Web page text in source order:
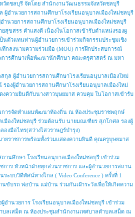
วัดชลบุรี จัดโดย สำนักงานวัฒนธรรมจังหวัดชลบุรี
ผู้อำนวยการสถานศึกษาโรงเรียนอนุบาลเมืองใหม่ชลบุรี
นวยการสถานศึกษาโรงเรียนอนุบาลเมืองใหม่ชลบุรี
ขสรร คำแสงดี เนื่องในโอกาสเข้ารับตำแหน่งรองผู
นตัวแทนท่านผู้อำนวยการเข้าร่วมกิจกรรมประชุมเชิง
กลงนามความร่วมมือ (MOU) การฝึกประสบการณ์
การศึกษาเพื่อพัฒนานักศึกษา คณะครุศาสตร์ ณ มหา
กุล ผู้อำนวยการสถานศึกษาโรงเรียนอนุบาลเมืองใหม่
องผู้อำนวยการสถานศึกษาโรงเรียนอนุบาลเมืองใหม่
ความยินดีกับนางสาวบุษยมาส ควบคุม ในโอกาสเข้ารับ
การจัดทำแผนพัฒนาท้องถิ่น ณ ห้องประชุมราชพฤกษ์
มืองใหม่ชลบุรี ร่วมต้อนรับ นายมณเฑียร สุภโกศล รองผู้
งมือไทร(สว่างไสวราษฎร์บำรุง)
ยราชการพร้อมทั้งร่วมแสดงความยินดี คุณครูบุษยมาส
านศึกษา โรงเรียนอนุบาลเมืองใหม่ชลบุรี เข้าร่วม
าร หัวหน้าฝ่ายทุกส่วนราชการ และผู้อำนวยการสถาน
ะบบวิดีทัศน์ทางไกล ( Video Conference ) ครั้งที่ 1
ขับรถ พ่อบ้าน แม่บ้าน ร่วมกันเฝ้าระวังเพื่อให้เกิดความ
อำนวยการ โรงเรียนอนุบาลเมืองใหม่ชลบุรี เข้าร่วม
ลเสม็ด ณ ห้องประชุมสำนักงานเทศบาลตำบลเสม็ด ณ